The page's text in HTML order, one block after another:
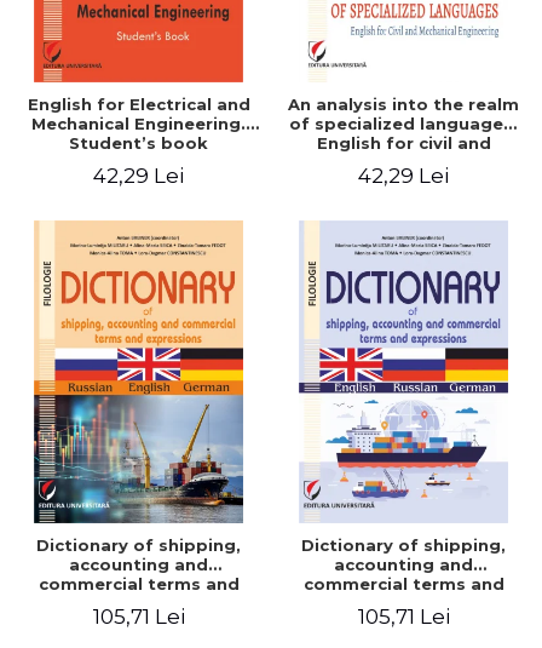
English for Electrical and
Mechanical Engineering.
Student’s book
42,29 Lei
An analysis into the realm
of specialized languages.
English for civil and
42,29 Lei
Dictionary of shipping,
accounting and
commercial terms and
English-German
105,71 Lei
Dictionary of shipping,
accounting and
commercial terms and
Russian – German
105,71 Lei